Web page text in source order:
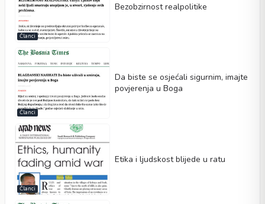
Članci
Bezobzirnost realpolitike
Članci
Da biste se osjećali sigurnim, imajte
povjerenja u Boga
Članci
Etika i ljudskost blijede u ratu